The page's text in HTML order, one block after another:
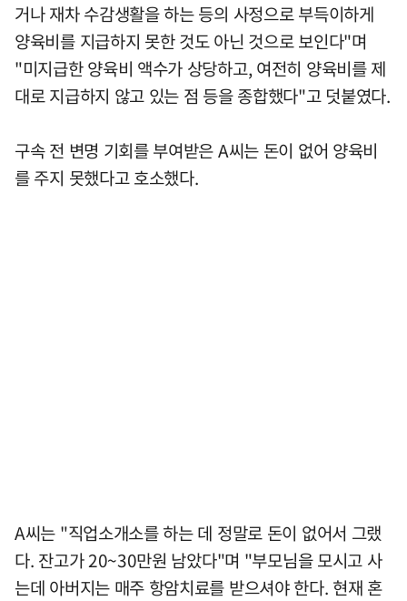
거나 재차 수감생활을 하는 등의 사정으로 부득이하게
양육비를 지급하지 못한 것도 아닌 것으로 보인다"며
"미지급한 양육비 액수가 상당하고, 여전히 양육비를 제
대로 지급하지 않고 있는 점 등을 종합했다"고 덧붙였다.
구속 전 변명 기회를 부여받은 A씨는 돈이 없어 양육비
를 주지 못했다고 호소했다.
A씨는 "직업소개소를 하는 데 정말로 돈이 없어서 그랬
다. 잔고가 20~30만원 남았다"며 "부모님을 모시고 사
는데 아버지는 매주 항암치료를 받으셔야 한다. 현재 혼